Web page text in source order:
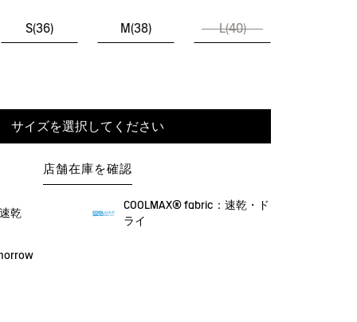
S(36) M(38) L(40)
サイズを選択してください
店舗在庫を確認
乾
COOLMAX® fabric：速乾・ド
ライ